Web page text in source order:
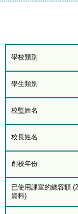
學校類別
學生類別
校監姓名
校長姓名
創校年份
已使用課室的總容額
資料)